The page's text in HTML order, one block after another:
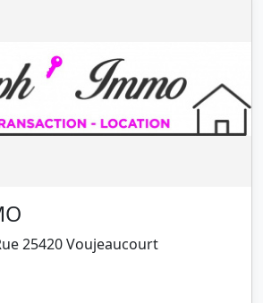
25420 Voujeaucourt